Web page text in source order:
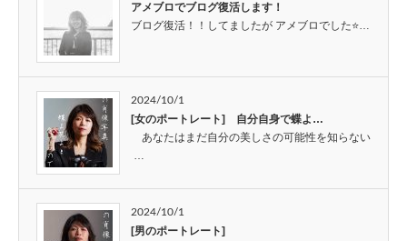
アメブロでブログ復活します！
ブログ復活！！してましたが アメブロでした⭐…
2024/10/1
[女のポートレート] 自分自身で蝶よ…
あなたはまだ自分の美しさの可能性を知らない
…
2024/10/1
[男のポートレート]